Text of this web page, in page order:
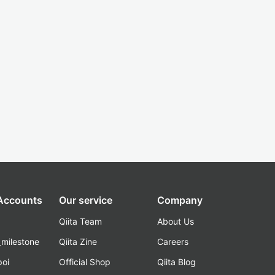
Our service
Qiita Team
Qiita Zine
Official Shop
Company
About Us
Careers
Qiita Blog